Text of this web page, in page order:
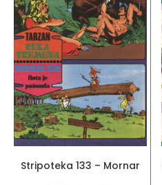
Stripoteka 133 – Mornar